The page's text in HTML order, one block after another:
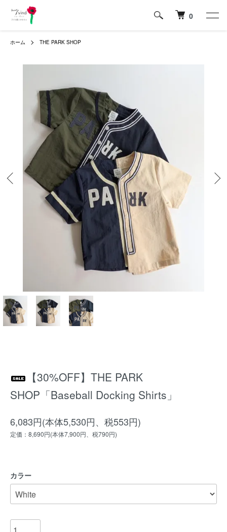
0
ホーム THE PARK SHOP
【30%OFF】THE PARK
SHOP「Baseball Docking Shirts」
6,083円(本体5,530円、税553円)
定価：8,690円(本体7,900円、税790円)
カラー